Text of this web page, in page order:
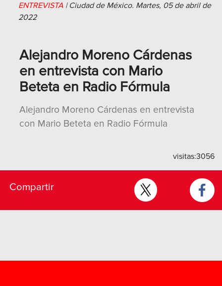
ENTREVISTA | Ciudad de México. Martes, 05 de abril de
2022
Alejandro Moreno Cárdenas
en entrevista con Mario
Beteta en Radio Fórmula
Alejandro Moreno Cárdenas en entrevista
con Mario Beteta en Radio Fórmula
visitas:3056
Compartir